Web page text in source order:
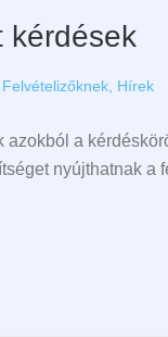
kérdések
Felvételizőknek Hírek
azokból a
nyújthatnak